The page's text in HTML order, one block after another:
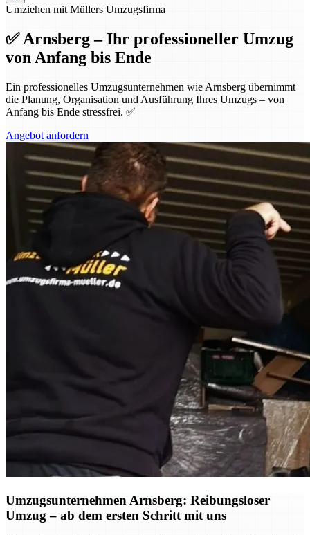
Umziehen mit Müllers Umzugsfirma
✅ Arnsberg – Ihr professioneller Umzug
von Anfang bis Ende
Ein professionelles Umzugsunternehmen wie Arnsberg übernimmt
die Planung, Organisation und Ausführung Ihres Umzugs – von
Anfang bis Ende stressfrei. ✅
Angebot anfordern
Umzugsunternehmen Arnsberg: Reibungsloser
Umzug – ab dem ersten Schritt mit uns